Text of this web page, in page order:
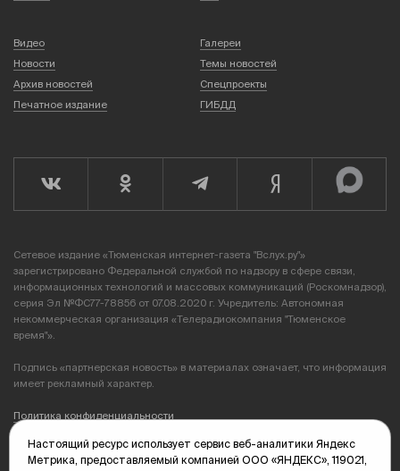
Видео
Галереи
Новости
Темы новостей
Архив новостей
Спецпроекты
Печатное издание
ГИБДД
Сетевое издание «Тюменская интернет-газета "Вслух.ру"»
зарегистрировано Федеральной службой по надзору в сфере связи,
информационных технологий и массовых коммуникаций (Роскомнадзор),
серия Эл №ФС77-78856 от 07.08.2020 г. Учредитель: Автономная
некоммерческая организация «Телерадиокомпания "Тюменское
время"».
Подпись «партнерская новость» в материалах означает, что информация
имеет рекламный характер.
Политика конфиденциальности
Редакция: 625035, Тюмень, пр. Геологоразведчиков, 28А
(3452) 68-89-05
Настоящий ресурс использует сервис веб-аналитики Яндекс
Метрика, предоставляемый компанией ООО «ЯНДЕКС», 119021,